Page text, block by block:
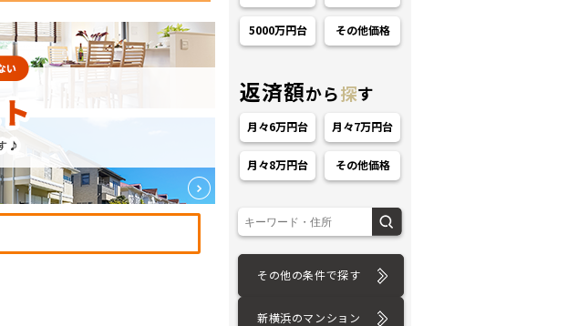
SEARCH
新横浜のマンション
SALE
売りたい
LEASE BACK
5000万円台 その他価格
返済額から探す
月々6万円台 月々7万円台
月々8万円台 その他価格
その他の条件で探す
新横浜のマンション